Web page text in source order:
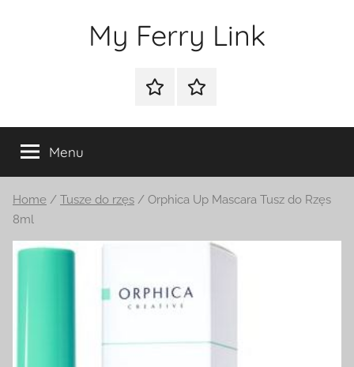
My Ferry Link
Sklep Blog
Menu
Home / Tusze do rzęs / Orphica Up Mascara Tusz do Rzęs
8ml